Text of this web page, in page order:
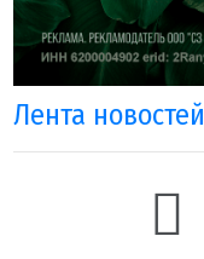
Лента новостей